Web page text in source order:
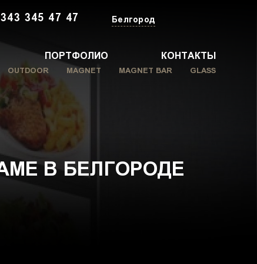
345 47 47 Белгород
ПОРТФОЛИО КОНТАКТЫ
OUTDOOR MAGNET MAGNET BAR GLASS
В БЕЛГОРОДЕ